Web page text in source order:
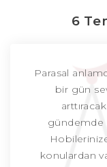
6
Parasal
bir gün
gündemde
konulardan